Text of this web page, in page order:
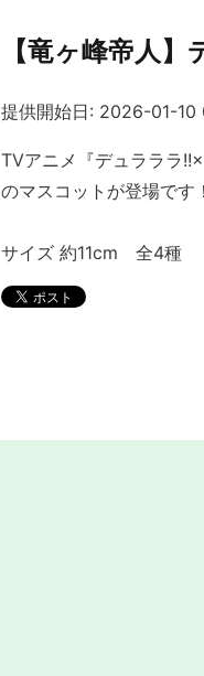
【竜ヶ峰帝人
提供開始日: 2026-01-10
TVアニメ『デュラララ
のマスコットが登場です！
サイズ 約11cm 全4種